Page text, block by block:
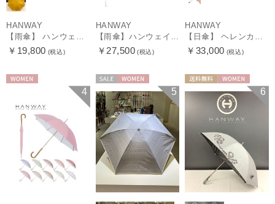
HANWAY
【雨傘】 ハンウェイ （HANWAY） Couturier クチュリエ 長傘 日本製
￥19,800 (税込)
HANWAY
【雨傘】ハンウェイ （HANWAY ）真田耳（サナダミミ）長傘 日本製 カーボン骨
￥27,500 (税込)
HANWAY
【日傘】 ヘレンカミンスキー（HELEN KAMINSKI） X ハンウェイ (HANWAY) コラボ プロヴァンスタイプ 麻無地 ラフィアコード 折りたたみ傘 曲がり手元 純パラソル
￥33,000 (税込)
4 5 6